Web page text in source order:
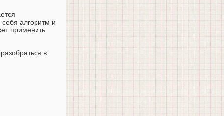
алгоритм и
применить
в